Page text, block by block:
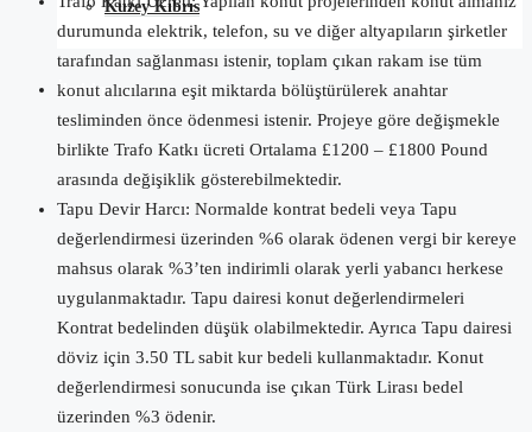
Kuzey Kıbrıs
İletişim
durumunda elektrik, telefon, su ve diğer altyapıların şirketler
tarafından sağlanması istenir, toplam çıkan rakam ise tüm
konut alıcılarına eşit miktarda bölüştürülerek anahtar
tesliminden önce ödenmesi istenir. Projeye göre değişmekle
birlikte Trafo Katkı ücreti Ortalama £1200 – £1800 Pound
arasında değişiklik gösterebilmektedir.
Tapu Devir Harcı: Normalde kontrat bedeli veya Tapu
değerlendirmesi üzerinden %6 olarak ödenen vergi bir kereye
mahsus olarak %3’ten indirimli olarak yerli yabancı herkese
uygulanmaktadır. Tapu dairesi konut değerlendirmeleri
Kontrat bedelinden düşük olabilmektedir. Ayrıca Tapu dairesi
döviz için 3.50 TL sabit kur bedeli kullanmaktadır. Konut
değerlendirmesi sonucunda ise çıkan Türk Lirası bedel
üzerinden %3 ödenir.